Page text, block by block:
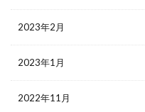
2023年2月
2023年1月
2022年11月